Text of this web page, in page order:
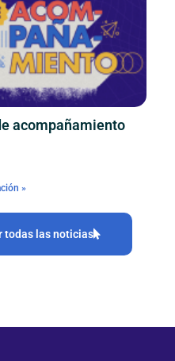
acompañamiento
»
todas las noticias